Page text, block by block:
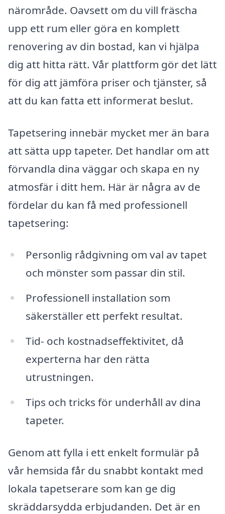
närområde. Oavsett om du vill fräscha
upp ett rum eller göra en komplett
renovering av din bostad, kan vi hjälpa
dig att hitta rätt. Vår plattform gör det lätt
för dig att jämföra priser och tjänster, så
att du kan fatta ett informerat beslut.
Tapetsering innebär mycket mer än bara
att sätta upp tapeter. Det handlar om att
förvandla dina väggar och skapa en ny
atmosfär i ditt hem. Här är några av de
fördelar du kan få med professionell
tapetsering:
Personlig rådgivning om val av tapet
och mönster som passar din stil.
Professionell installation som
säkerställer ett perfekt resultat.
Tid- och kostnadseffektivitet, då
experterna har den rätta
utrustningen.
Tips och tricks för underhåll av dina
tapeter.
Genom att fylla i ett enkelt formulär på
vår hemsida får du snabbt kontakt med
lokala tapetserare som kan ge dig
skräddarsydda erbjudanden. Det är en